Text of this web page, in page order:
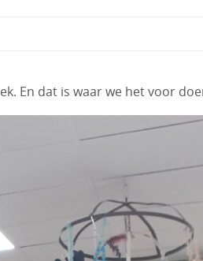
En dat is waar we het voor